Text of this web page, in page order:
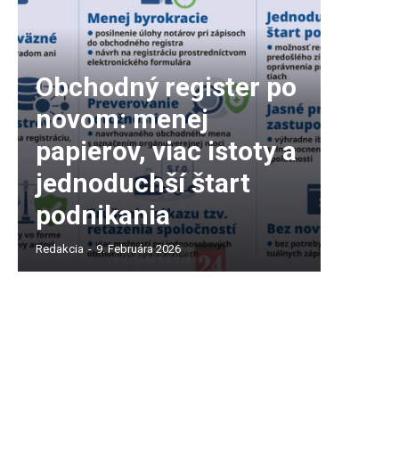
Obchodný register po
novom: menej
papierov, viac istoty a
jednoduchší štart
podnikania
Redakcia - 9. Februára 2026